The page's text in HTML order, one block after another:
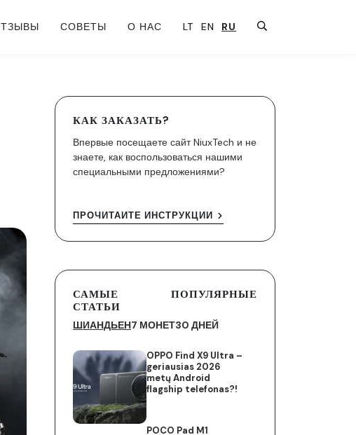
СОВЕТЫ О НАС LT EN RU
КАК ЗАКАЗАТЬ?
Впервые посещаете сайт NiuxTech и не
знаете, как воспользоваться нашими
специальными предложениями?
ПРОЧИТАЙТЕ ИНСТРУКЦИИ
САМЫЕ ПОПУЛЯРНЫЕ
СТАТЬИ
ШИАНДЬЕН7 МОНЕТ30 ДНЕЙ
OPPO Find X9 Ultra –
geriausias 2026
metų Android
flagship telefonas?!
POCO Pad M1